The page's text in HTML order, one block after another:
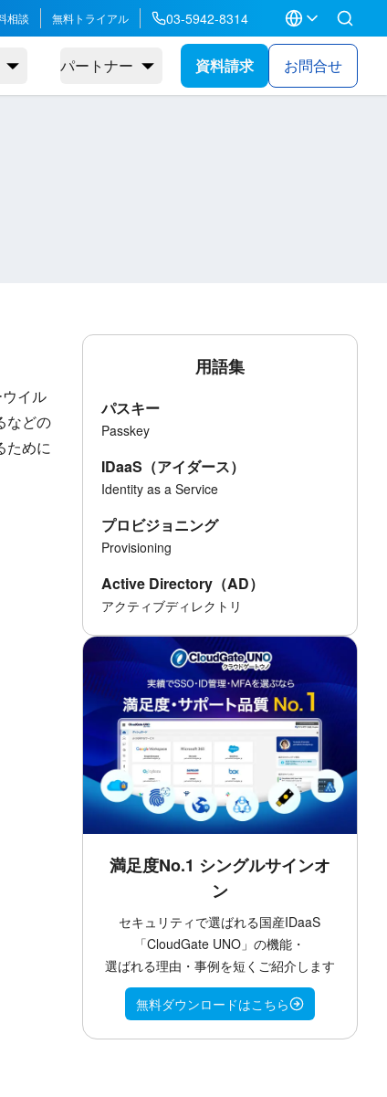
相談 無料トライアル 03-5942-8314
パートナー 資料請求 お問合せ
イル
などの
ために
用語集
パスキー
Passkey
IDaaS（アイダース）
Identity as a Service
プロビジョニング
Provisioning
Active Directory（AD）
アクティブディレクトリ
満足度No.1 シングルサインオ
ン
セキュリティで選ばれる国産IDaaS
「CloudGate UNO」の機能・
選ばれる理由・事例を短くご紹介します
無料ダウンロードはこちら